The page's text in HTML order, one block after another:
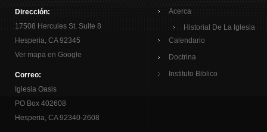
Dirección:
17508 Hercules St. Suite 8
Hesperia, CA 92345
Ver mapa en Google
Correo:
Iglesia Oasis
PO Box 402608
Hesperia, CA 92340-2608
Acerca
Historial De La Iglesia
Calendario
Doctrina
Instituto Biblico